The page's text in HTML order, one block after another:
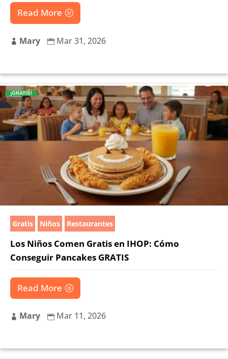
Read More
 Mary  Mar 31, 2026
¡GRATIS!
Gratis Niños Restaurantes
Los Niños Comen Gratis en IHOP: Cómo
Conseguir Pancakes GRATIS
Read More
 Mary  Mar 11, 2026